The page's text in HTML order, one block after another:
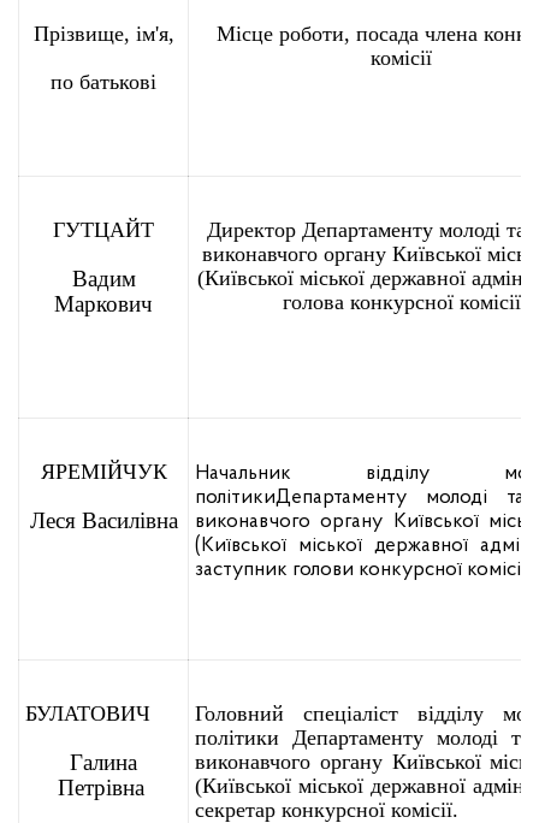
Прізвище, ім'я,
по батькові
Місце роботи, посада члена
комісії
ГУТЦАЙТ
Вадим
Маркович
Директор Департаменту молоді та
виконавчого органу Київської
(Київської міської державної
голова конкурсної комісії
ЯРЕМІЙЧУК
Леся Василівна
Начальник відділу
політикиДепартаменту молоді та
виконавчого органу Київської
(Київської міської державної
заступник голови конкурсної комісії.
БУЛАТОВИЧ
Галина
Петрівна
Головний спеціаліст відділу
політики Департаменту молоді та
виконавчого органу Київської
(Київської міської державної
секретар конкурсної комісії.